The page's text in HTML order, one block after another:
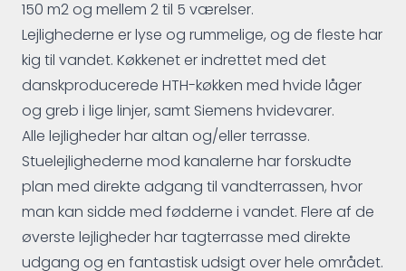
150 m2 og mellem 2 til 5 værelser.
Lejlighederne er lyse og rummelige, og de fleste har
kig til vandet. Køkkenet er indrettet med det
danskproducerede HTH-køkken med hvide låger
og greb i lige linjer, samt Siemens hvidevarer.
Alle lejligheder har altan og/eller terrasse.
Stuelejlighederne mod kanalerne har forskudte
plan med direkte adgang til vandterrassen, hvor
man kan sidde med fødderne i vandet. Flere af de
øverste lejligheder har tagterrasse med direkte
udgang og en fantastisk udsigt over hele området.